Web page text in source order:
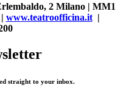
2 Milano | MM1
www.teatroofficina.it|
straight to your inbox.